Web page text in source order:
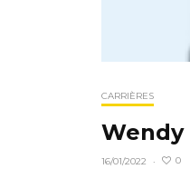
CARRIÈRES
Wendy
16/01/2022 · 0